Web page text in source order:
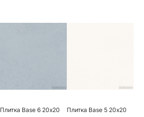
Плитка Base 6 20х20 Плитка Base 5 20х20